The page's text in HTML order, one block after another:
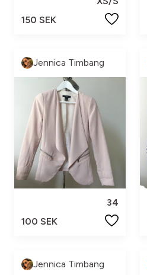
150 SEK
Jennica Timbang
34
100 SEK
Jennica Timbang